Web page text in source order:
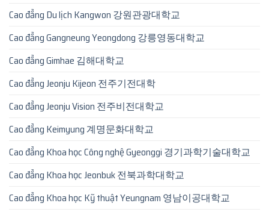
Cao đẳng Du lịch Kangwon 강원관광대학교
Cao đẳng Gangneung Yeongdong 강릉영동대학교
Cao đẳng Gimhae 김해대학교
Cao đẳng Jeonju Kijeon 전주기전대학
Cao đẳng Jeonju Vision 전주비전대학교
Cao đẳng Keimyung 계명문화대학교
Cao đẳng Khoa học Công nghệ Gyeonggi 경기과학기술대학교
Cao đẳng Khoa học Jeonbuk 전북과학대학교
Cao đẳng Khoa học Kỹ thuật Yeungnam 영남이공대학교